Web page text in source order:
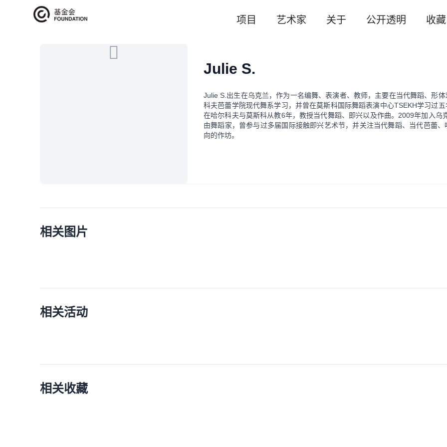
项目 艺术家 关于 公开透明 收藏
艺术家介绍
Julie S.
Julie S.出生在乌克兰，作为一名编舞、表演者、教师，主要在当代舞蹈、形
科夫芭蕾学院现代舞系学习，并曾在莫斯科国际舞蹈表演中心TSEKH学习过
在哈尔科夫与莫斯科从教6年，教授当代舞蹈、即兴以及作曲。2009年加入
由舞蹈家，曾参与过多届国际接触即兴艺术节，并关注当代舞蹈、当代芭蕾
向的作坊。
相关图片
相关活动
相关收藏